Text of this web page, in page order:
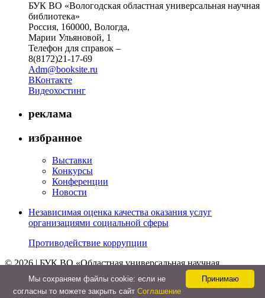
БУК ВО «Вологодская областная универсальная научная
библиотека»
Россия, 160000, Вологда,
Марии Ульяновой, 1
Телефон для справок –
8(8172)21-17-69
Adm@booksite.ru
ВКонтакте
Видеохостинг
реклама
избранное
Выставки
Конкурсы
Конференции
Новости
Независимая оценка качества оказания услуг
организациями социальной сферы
Противодействие коррупции
© 2026 | БУК ВО «Областная универсальная научная
библиотека»
Принимаю
Мы cохраняем файлы cookie: если не
согласны то можете закрыть сайт Соглашение